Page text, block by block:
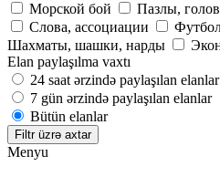
Морской бой
Пазлы,
Слова, ассоциации
Шахматы, шашки, нарды
Elan paylaşılma vaxtı
24 saat ərzində paylaşılan elanlar
7 gün ərzində paylaşılan elanlar
Bütün elanlar
Filtr üzrə axtar
Menyu